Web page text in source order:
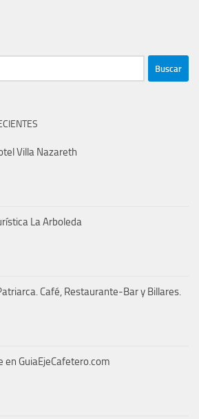
Villa Nazareth
La Arboleda
Café, Restaurante-Bar y Billares.
en GuiaEjeCafetero.com